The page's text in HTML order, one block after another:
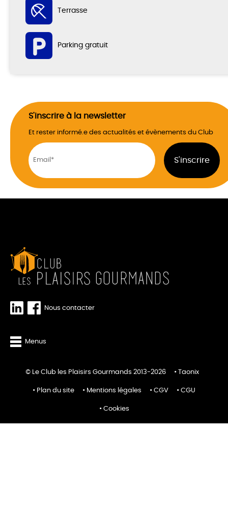
Terrasse
Parking gratuit
S'inscrire à la newsletter
Et rester informé.e des actualités et évènements du Club
Nous contacter
Menus
© Le Club les Plaisirs Gourmands 2013-2026 Taonix
Plan du site Mentions légales CGV CGU
Cookies